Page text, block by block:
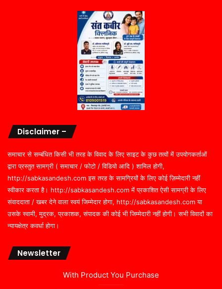
Disclaimer –
समाचार से सम्बंधित किसी भी तरह के विवाद के लिए साइट के कुछ तत्वों में उपयोगकर्ताओं
द्वारा प्रस्तुत सामग्री ( समाचार / फोटो / विडियो आदि ) शामिल होगी,
http://sabkasandesh.com इस तरह के सामग्रियों के लिए कोई ज़िम्मेदारी नहीं
स्वीकार करता है। http://sabkasandesh.com में प्रकाशित ऐसी सामग्री के लिए
संवाददाता / खबर देने वाला स्वयं जिम्मेदार होगा, http://sabkasandesh.com या
उसके स्वामी, मुद्रक, प्रकाशक, संपादक की कोई भी जिम्मेदारी नहीं होगी। सभी विवादों का
न्यायक्षेत्र कवर्धा होगा।
Newsletter
With Product You Purchase